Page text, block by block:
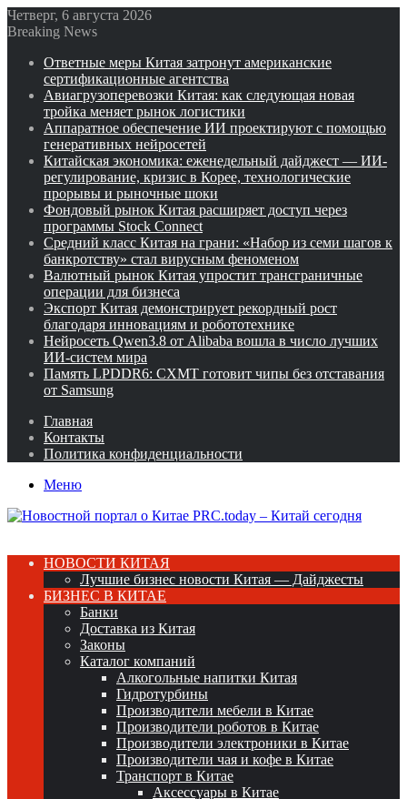
Четверг, 6 августа 2026
Breaking News
Ответные меры Китая затронут американские
сертификационные агентства
Авиагрузоперевозки Китая: как следующая новая
тройка меняет рынок логистики
Аппаратное обеспечение ИИ проектируют с помощью
генеративных нейросетей
Китайская экономика: еженедельный дайджест — ИИ-
регулирование, кризис в Корее, технологические
прорывы и рыночные шоки
Фондовый рынок Китая расширяет доступ через
программы Stock Connect
Средний класс Китая на грани: «Набор из семи шагов к
банкротству» стал вирусным феноменом
Валютный рынок Китая упростит трансграничные
операции для бизнеса
Экспорт Китая демонстрирует рекордный рост
благодаря инновациям и робототехнике
Нейросеть Qwen3.8 от Alibaba вошла в число лучших
ИИ-систем мира
Память LPDDR6: CXMT готовит чипы без отставания
от Samsung
Главная
Контакты
Политика конфиденциальности
Меню
НОВОСТИ КИТАЯ
Лучшие бизнес новости Китая — Дайджесты
БИЗНЕС В КИТАЕ
Банки
Доставка из Китая
Законы
Каталог компаний
Алкогольные напитки Китая
Гидротурбины
Производители мебели в Китае
Производители роботов в Китае
Производители электроники в Китае
Производители чая и кофе в Китае
Транспорт в Китае
Аксессуары в Китае